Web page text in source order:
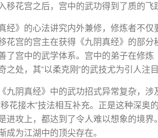
移花宫之后，宫中的武功得到了质的飞
经》的心法讲究内外兼修，修炼者不
花宫的宫主在获得《九阴真经》的部
了宫中的武学体系。宫中的弟子在修
之处，其“以柔克刚”的武技尤为引人注目
九阴真经》中的武功招式异常复杂，
移花接木”技法相互补充。正是这种深奥
进攻上，都达到了令人难以想象的境
成为江湖中的顶尖存在。